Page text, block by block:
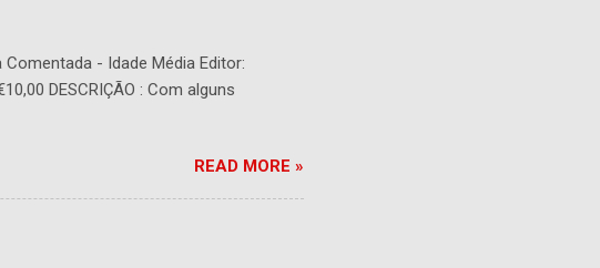
- Idade Média Editor:
DESCRIÇÃO : Com alguns
READ MORE »